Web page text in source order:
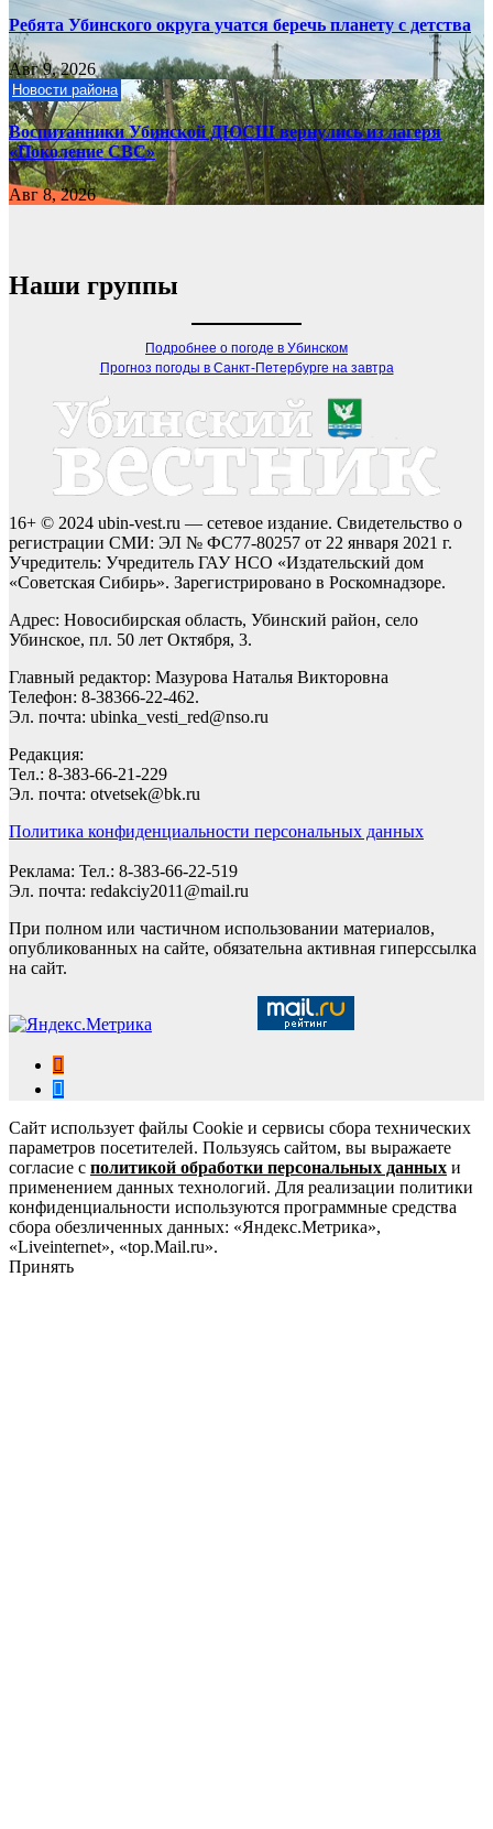
Ребята Убинского округа учатся беречь планету с детства
Авг 9, 2026
Новости района
Воспитанники Убинской ДЮСШ вернулись из лагеря
«Поколение СВС»
Авг 8, 2026
Наши группы
Подробнее о погоде в Убинском
Прогноз погоды в Санкт-Петербурге на завтра
16+ © 2024 ubin-vest.ru — сетевое издание. Свидетельство о
регистрации СМИ: ЭЛ № ФС77-80257 от 22 января 2021 г.
Учредитель: Учредитель ГАУ НСО «Издательский дом
«Советская Сибирь». Зарегистрировано в Роскомнадзоре.
Адрес: Новосибирская область, Убинский район, село
Убинское, пл. 50 лет Октября, 3.
Главный редактор: Мазурова Наталья Викторовна
Телефон: 8-38366-22-462.
Эл. почта: ubinka_vesti_red@nso.ru
Редакция:
Тел.: 8-383-66-21-229
Эл. почта: otvetsek@bk.ru
Политика конфиденциальности персональных данных
Реклама: Тел.: 8-383-66-22-519
Эл. почта: redakciy2011@mail.ru
При полном или частичном использовании материалов,
опубликованных на сайте, обязательна активная гиперссылка
на сайт.
Сайт использует файлы Cookie и сервисы сбора технических
параметров посетителей. Пользуясь сайтом, вы выражаете
согласие с политикой обработки персональных данных и
применением данных технологий. Для реализации политики
конфиденциальности используются программные средства
сбора обезличенных данных: «Яндекс.Метрика»,
«Liveinternet», «top.Mail.ru».
Принять